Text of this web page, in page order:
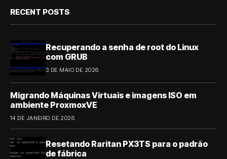
RECENT POSTS
Recuperando a senha de root do Linux
com GRUB
3 DE MAIO DE 2026
Migrando Máquinas Virtuais e imagens ISO em
ambiente ProxmoxVE
14 DE JANEIRO DE 2026
Resetando Raritan PX3TS para o padrão
de fábrica